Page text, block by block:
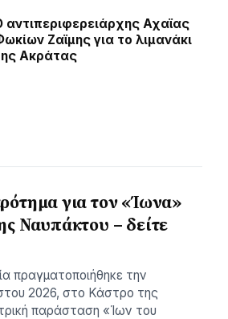
αντιπεριφερειάρχης Αχαϊας
Ζαϊμης για το λιμανάκι
Ακράτας
για τον «Ίωνα»
Ναυπάκτου – δείτε
πραγματοποιήθηκε την
2026, στο Κάστρο της
παράσταση «Ίων του